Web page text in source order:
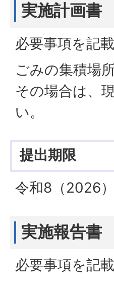
実施計画書
必要事項を記
ごみの集積場
その場合は、
い。
提出期限
令和8（2026
実施報告書
必要事項を記